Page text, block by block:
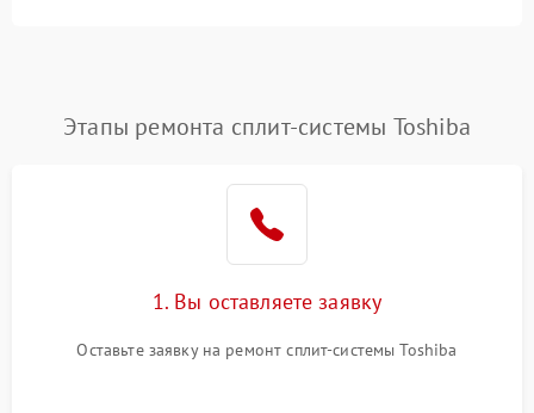
Этапы ремонта сплит-системы Toshiba
1. Вы оставляете заявку
Оставьте заявку на ремонт сплит-системы Toshiba